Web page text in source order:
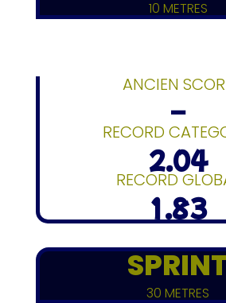
10 METRES
ANCIEN
–
RECORD
2.04
RECORD
1.83
30 METRES